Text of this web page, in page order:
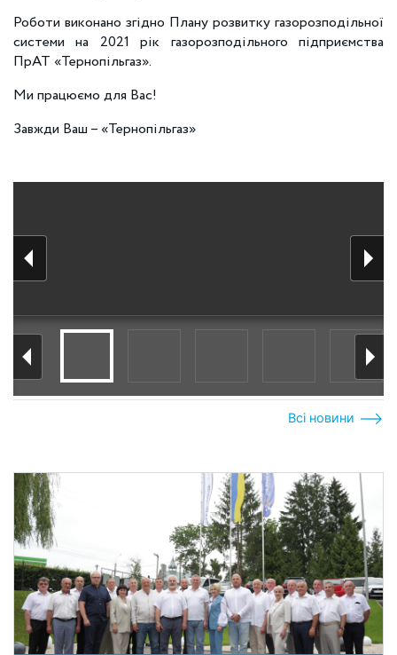
Роботи виконано згідно Плану розвитку газорозподільної
системи на 2021 рік газорозподільного підприємства
ПрАТ «Тернопільгаз».
Ми працюємо для Вас!
Завжди Ваш – «Тернопільгаз»
Всі новини